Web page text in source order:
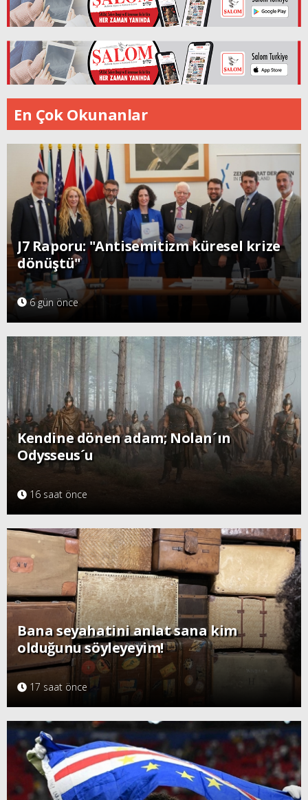
En Çok Okunanlar
J7 Raporu: "Antisemitizm küresel krize
dönüştü"
6 gün önce
Kendine dönen adam; Nolan´ın
Odysseus´u
16 saat önce
Bana seyahatini anlat sana kim
olduğunu söyleyeyim!
17 saat önce